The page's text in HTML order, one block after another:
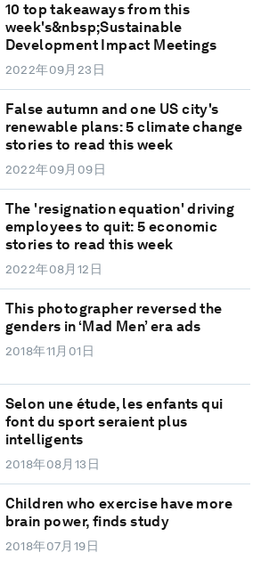
10 top takeaways from this
week's&nbsp;Sustainable
Development Impact Meetings
2022年09月23日
False autumn and one US city's
renewable plans: 5 climate change
stories to read this week
2022年09月09日
The 'resignation equation' driving
employees to quit: 5 economic
stories to read this week
2022年08月12日
This photographer reversed the
genders in ‘Mad Men’ era ads
2018年11月01日
Selon une étude, les enfants qui
font du sport seraient plus
intelligents
2018年08月13日
Children who exercise have more
brain power, finds study
2018年07月19日